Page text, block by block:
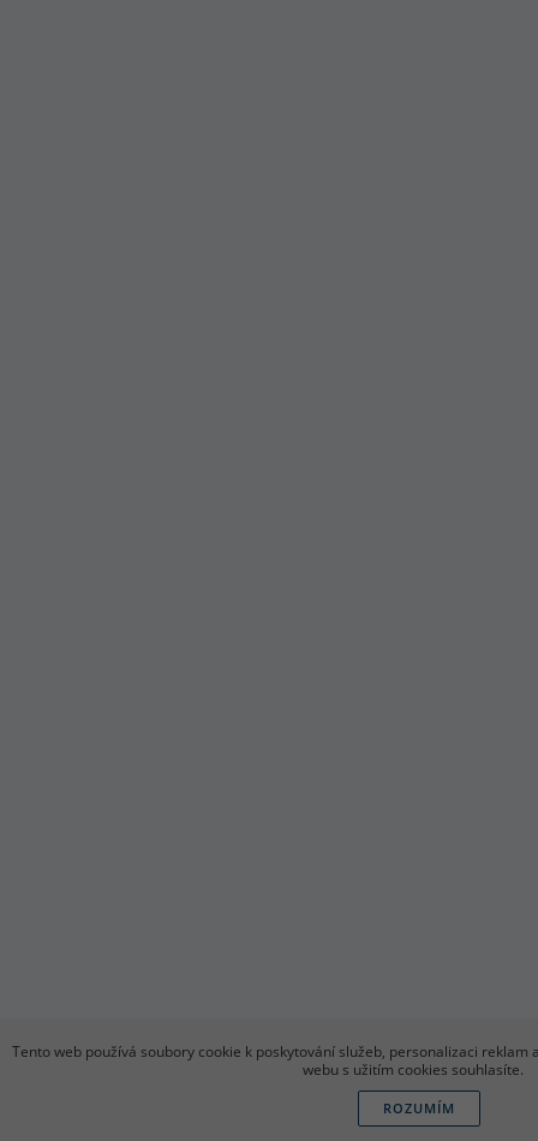
Tento web používá soubory cookie k poskytování služeb, personalizaci
webu s užitím cookies souhlasíte.
ROZUMÍM